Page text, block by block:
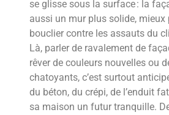
se glisse sous la surface : la
aussi un mur plus solide, mieux
bouclier contre les assauts du
Là, parler de ravalement de
rêver de couleurs nouvelles ou
chatoyants, c’est surtout
du béton, du crépi, de l’enduit
sa maison un futur tranquille.